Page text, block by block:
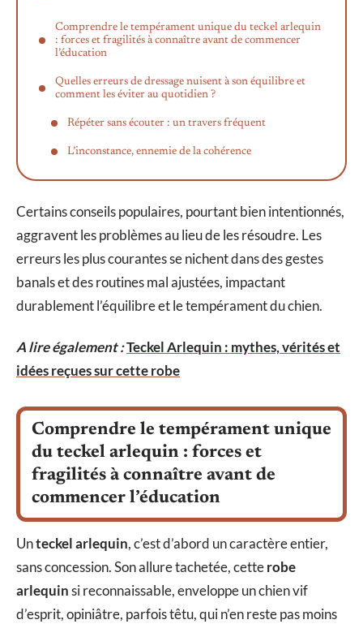
Comprendre le tempérament unique du teckel arlequin
: forces et fragilités à connaître avant de commencer
l’éducation
Quelles erreurs de dressage nuisent à son équilibre et
comment les éviter au quotidien ?
Répéter sans écouter : un travers fréquent
L’inconstance, ennemie de la cohérence
Certains conseils populaires, pourtant bien intentionnés,
aggravent les problèmes au lieu de les résoudre. Les
erreurs les plus courantes se nichent dans des gestes
banals et des routines mal ajustées, impactant
durablement l’équilibre et le tempérament du chien.
A lire également :Teckel Arlequin : mythes, vérités et
idées reçues sur cette robe
Comprendre le tempérament unique
du teckel arlequin : forces et
fragilités à connaître avant de
commencer l’éducation
Unteckel arlequin, c’est d’abord un caractère entier,
sans concession. Son allure tachetée, cetterobe
arlequinsi reconnaissable, enveloppe un chien vif
d’esprit, opiniâtre, parfois têtu, qui n’en reste pas moins